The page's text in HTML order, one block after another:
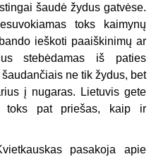
šaudė žydus gatvėse.
toks kaimynų
ieškoti paaiškinimų ar
stebėdamas iš paties
ne tik žydus, bet
į nugaras. Lietuvis gete
toks pat priešas, kaip ir
pasakoja apie